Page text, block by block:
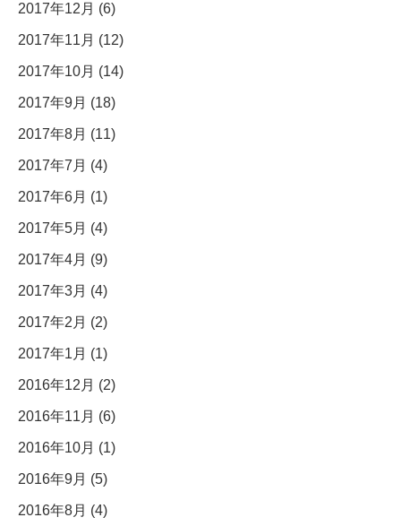
2017年12月 (6)
2017年11月 (12)
2017年10月 (14)
2017年9月 (18)
2017年8月 (11)
2017年7月 (4)
2017年6月 (1)
2017年5月 (4)
2017年4月 (9)
2017年3月 (4)
2017年2月 (2)
2017年1月 (1)
2016年12月 (2)
2016年11月 (6)
2016年10月 (1)
2016年9月 (5)
2016年8月 (4)